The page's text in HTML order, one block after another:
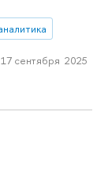
17 сентября 2025